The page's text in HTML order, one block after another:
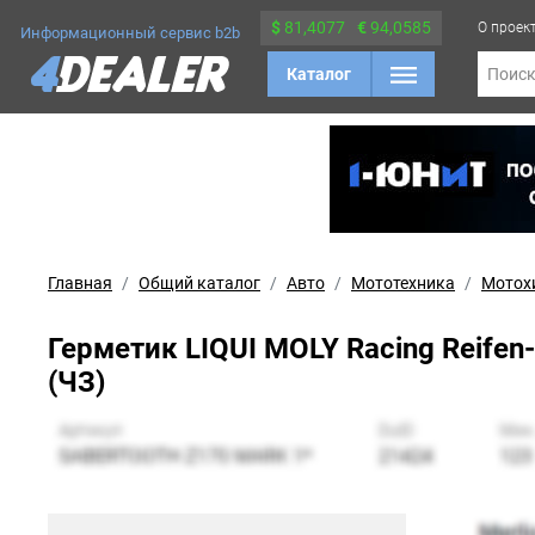
Информационный сервис b2b $ 81,4077 €94,0585
Каталог
О
Поиск
Главная Общий каталог Авто Мототехника
Герметик LIQUI MOLY Racing
(ЧЗ)